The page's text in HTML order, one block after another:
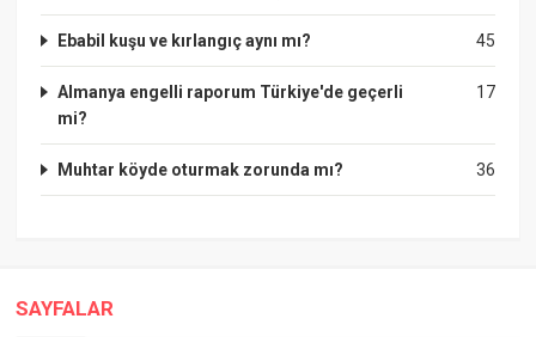
45
Ebabil kuşu ve kırlangıç aynı mı?
17
Almanya engelli raporum Türkiye'de geçerli
mi?
36
Muhtar köyde oturmak zorunda mı?
SAYFALAR